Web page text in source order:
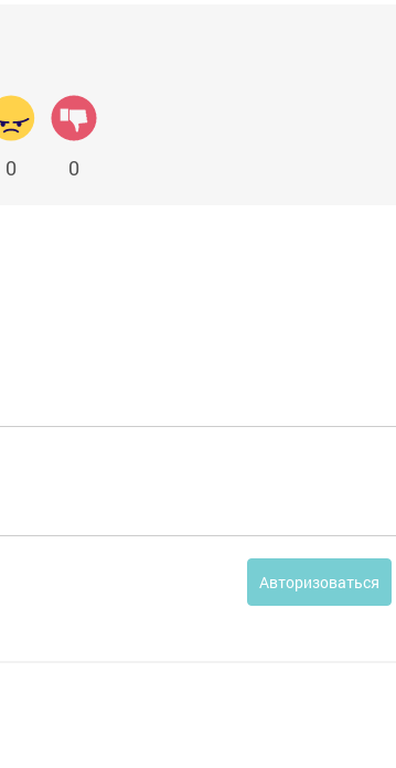
0 0
Авторизоваться